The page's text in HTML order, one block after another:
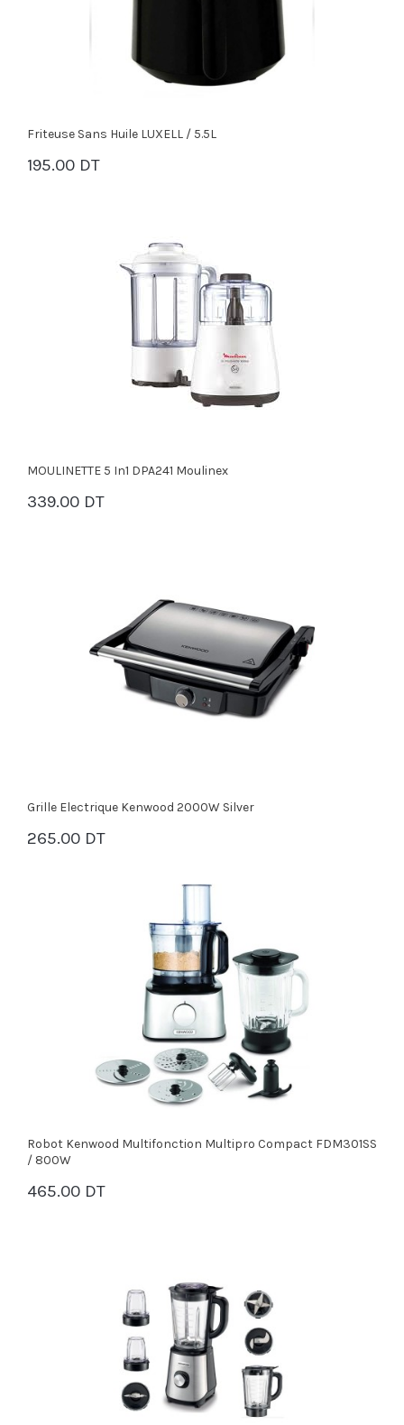
Friteuse Sans Huile LUXELL / 5.5L
195.00 DT
PANIER
MOULINETTE 5 In1 DPA241 Moulinex
339.00 DT
PANIER
Grille Electrique Kenwood 2000W Silver
265.00 DT
PANIER
Robot Kenwood Multifonction Multipro Compact FDM301SS
/ 800W
465.00 DT
PANIER